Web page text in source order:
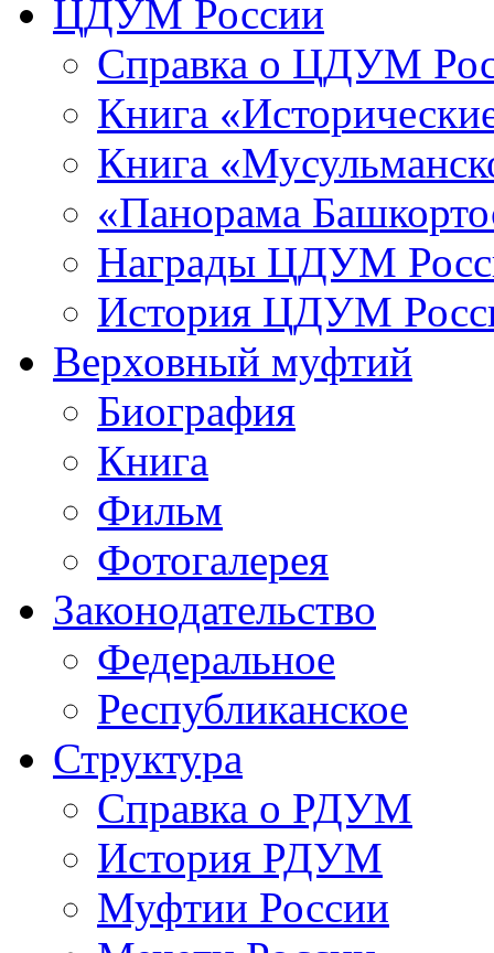
ЦДУМ России
Справка о ЦДУМ
Книга
Книга
«Панорама
Награды ЦДУМ
История ЦДУМ
Верховный муфтий
Биография
Книга
Фильм
Фотогалерея
Законодательство
Федеральное
Республиканское
Структура
Справка о РДУМ
История РДУМ
Муфтии России